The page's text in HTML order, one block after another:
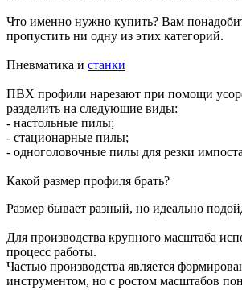
Что именно нужно купить? Вам
пропустить ни одну из этих категорий.
Пневматика и станки
ПВХ профили нарезают при помощи
разделить на следующие виды:
- настольные пилы;
- стационарные пилы;
- одноголовочные пилы для резки
Какой размер профиля брать?
Размер бывает разный, но идеально
Для производства крупного масштаба
процесс работы.
Частью производства является
инструментом, но с ростом масштабов